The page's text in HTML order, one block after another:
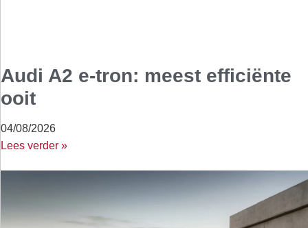
Audi A2 e-tron: meest efficiënte
ooit
04/08/2026
Lees verder »